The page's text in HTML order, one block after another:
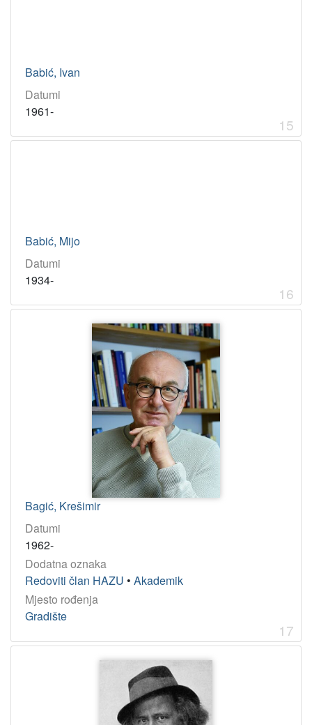
Babić, Ivan
Datumi
1961-
15
Babić, Mijo
Datumi
1934-
16
Bagić, Krešimir
Datumi
1962-
Dodatna oznaka
Redoviti član HAZU • Akademik
Mjesto rođenja
Gradište
17